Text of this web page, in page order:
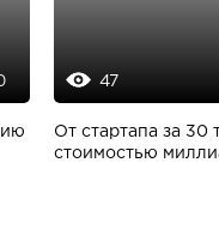
47
От стартапа за 30
стоимостью